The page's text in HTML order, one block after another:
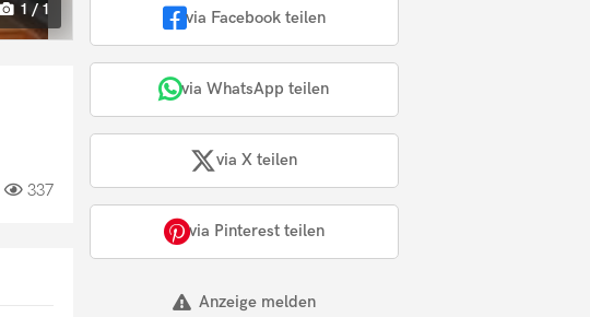
1 / 1
337
via Facebook teilen
via WhatsApp teilen
via X teilen
via Pinterest teilen
Anzeige melden